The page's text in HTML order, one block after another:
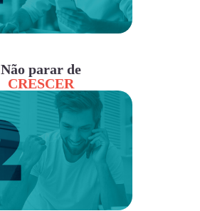
Não parar de
CRESCER